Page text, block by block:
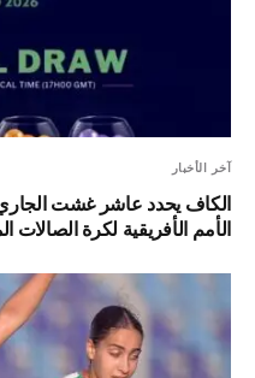
آخر الأخبار
الكاف يحدد عاشر غشت
الأمم الأفريقية لكرة الصالات